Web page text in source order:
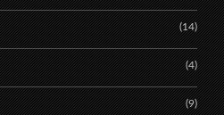
(14)
(4)
(9)